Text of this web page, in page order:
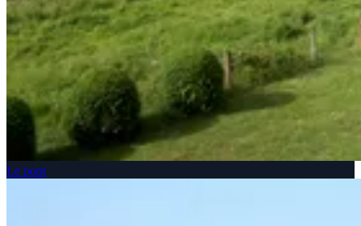
Le pont